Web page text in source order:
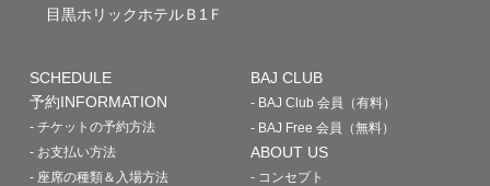
目黒ホリックホテルＢ1Ｆ
SCHEDULE
予約INFORMATION
- チケットの予約方法
- お支払い方法
- 座席の種類＆入場方法
BAJ CLUB
- BAJ Club 会員（有料）
- BAJ Free 会員（無料）
ABOUT US
- コンセプト